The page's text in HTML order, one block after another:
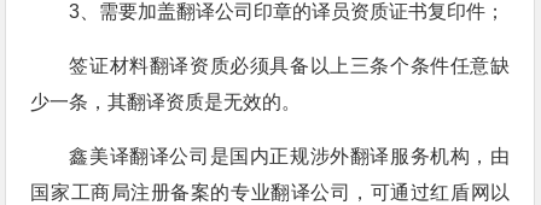
3、需要加盖翻译公司印章的译员资质证书复印件；
签证材料翻译资质必须具备以上三条个条件任意缺
少一条，其翻译资质是无效的。
鑫美译翻译公司是国内正规涉外翻译服务机构，由
国家工商局注册备案的专业翻译公司，可通过红盾网以